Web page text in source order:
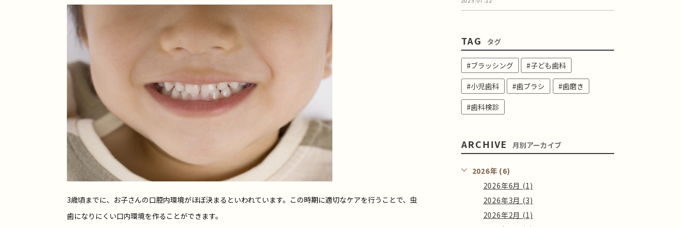
3歳頃までに、お子さんの口腔内環境がほぼ決まるといわれています。この時期に適切なケアを行うことで、虫
歯になりにくい口内環境を作ることができます。
TAG タグ
#ブラッシング #子ども歯科
#小児歯科 #歯ブラシ #歯磨き
#歯科検診
ARCHIVE 月別アーカイブ
2026年 (6)
2026年6月 (1)
2026年3月 (3)
2026年2月 (1)